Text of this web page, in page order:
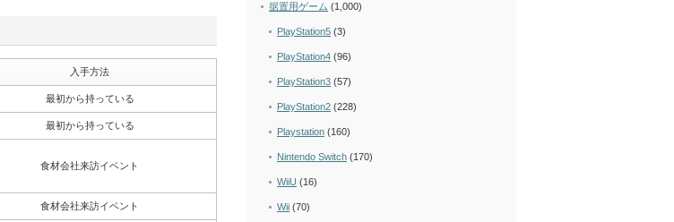
入手方法
最初から持っている
最初から持っている
食材会社来訪イベント
食材会社来訪イベント
据置用ゲーム (1,000)
PlayStation5 (3)
PlayStation4 (96)
PlayStation3 (57)
PlayStation2 (228)
Playstation (160)
Nintendo Switch (170)
WiiU (16)
Wii (70)